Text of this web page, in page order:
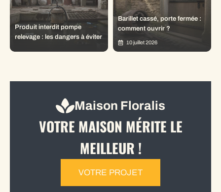
Produit interdit pompe
relevage : les dangers à éviter
Barillet cassé, porte fermée :
comment ouvrir ?
10 juillet 2026
Maison Floralis
VOTRE MAISON MÉRITE LE
MEILLEUR !
VOTRE PROJET